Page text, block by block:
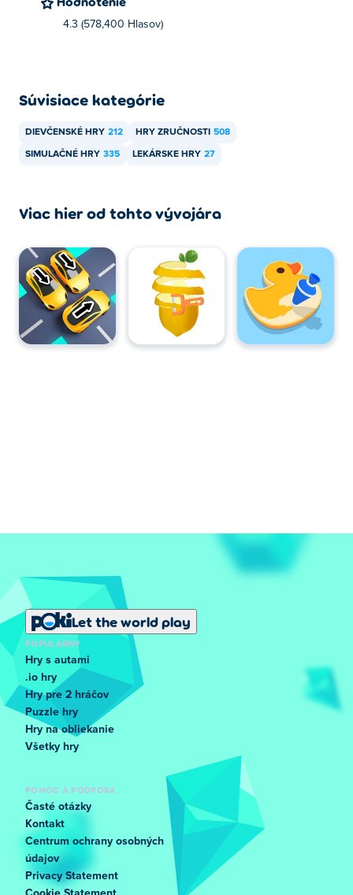
4.3 (578,400 Hlasov)
Súvisiace kategórie
DIEVČENSKÉ HRY 212 HRY ZRUČNOSTI 508
SIMULAČNÉ HRY 335 LEKÁRSKE HRY 27
Viac hier od tohto vývojára
Let the world play
POPULÁRNY
Hry s autami
.io hry
Hry pre 2 hráčov
Puzzle hry
Hry na obliekanie
Všetky hry
POMOC A PODPORA
Časté otázky
Kontakt
Centrum ochrany osobných
údajov
Privacy Statement